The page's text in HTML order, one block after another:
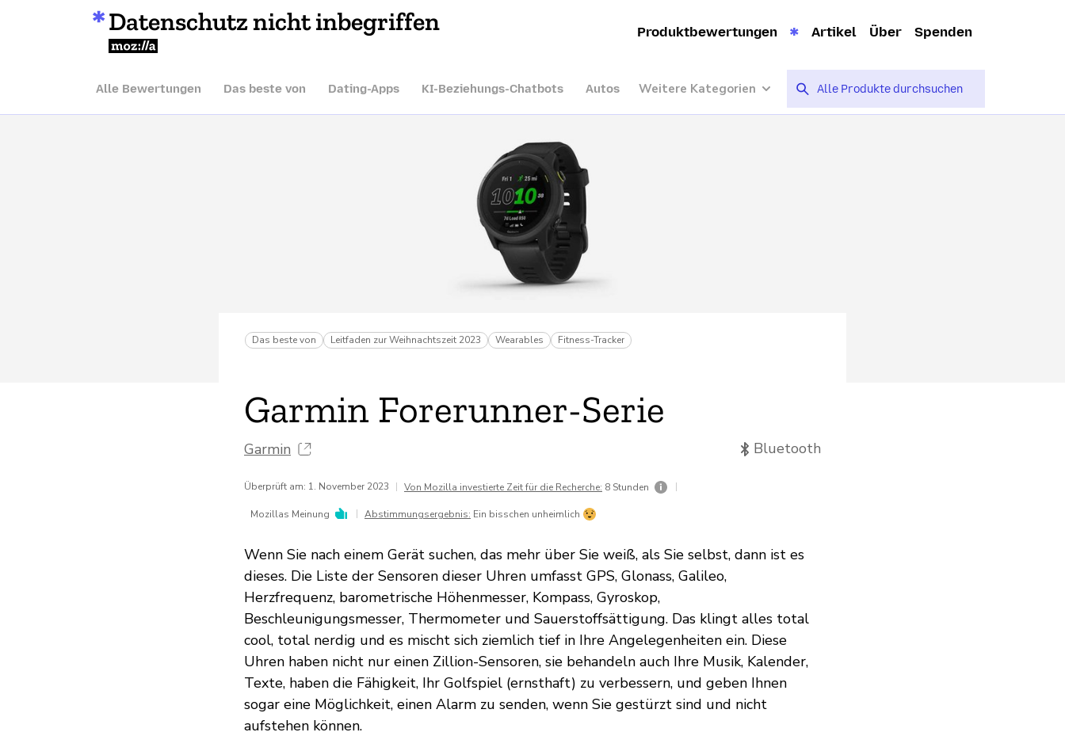
Datenschutz nicht inbegriffen
Mozilla
Produktbewertungen Artikel Über Spenden
Alle Bewertungen Das beste von Dating-Apps KI-Beziehungs-Chatbots Autos Weitere Kategorien
Das beste von Leitfaden zur Weihnachtszeit 2023 Wearables Fitness-Tracker
Garmin Forerunner-Serie
Garmin Bluetooth
Überprüft am: 1. November 2023 | Von Mozilla investierte Zeit für die Recherche: 8 Stunden |
Mozillas Meinung | Abstimmungsergebnis: Ein bisschen unheimlich
Wenn Sie nach einem Gerät suchen, das mehr über Sie weiß, als Sie selbst, dann ist es
dieses. Die Liste der Sensoren dieser Uhren umfasst GPS, Glonass, Galileo,
Herzfrequenz, barometrische Höhenmesser, Kompass, Gyroskop,
Beschleunigungsmesser, Thermometer und Sauerstoffsättigung. Das klingt alles total
cool, total nerdig und es mischt sich ziemlich tief in Ihre Angelegenheiten ein. Diese
Uhren haben nicht nur einen Zillion-Sensoren, sie behandeln auch Ihre Musik, Kalender,
Texte, haben die Fähigkeit, Ihr Golfspiel (ernsthaft) zu verbessern, und geben Ihnen
sogar eine Möglichkeit, einen Alarm zu senden, wenn Sie gestürzt sind und nicht
aufstehen können.